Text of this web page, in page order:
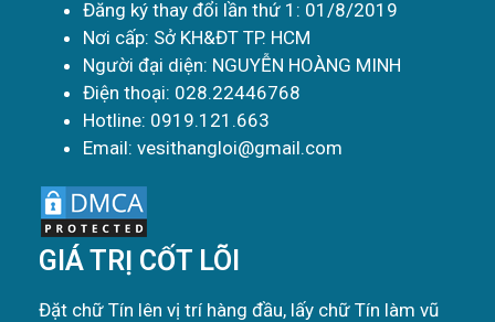
Đăng ký thay đổi lần thứ 1: 01/8/2019
Nơi cấp: Sở KH&ĐT TP. HCM
Người đại diện: NGUYỄN HOÀNG MINH
Điện thoại: 028.22446768
Hotline: 0919.121.663
Email: vesithangloi@gmail.com
GIÁ TRỊ CỐT LÕI
Đặt chữ Tín lên vị trí hàng đầu, lấy chữ Tín làm vũ